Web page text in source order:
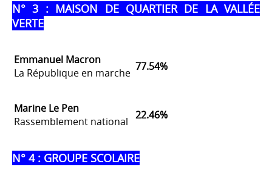
N° 3 : MAISON DE QUARTIER DE LA VALLÉE
VERTE
Emmanuel Macron
La République en marche 77.54%
Marine Le Pen
Rassemblement national 22.46%
N° 4 : GROUPE SCOLAIRE